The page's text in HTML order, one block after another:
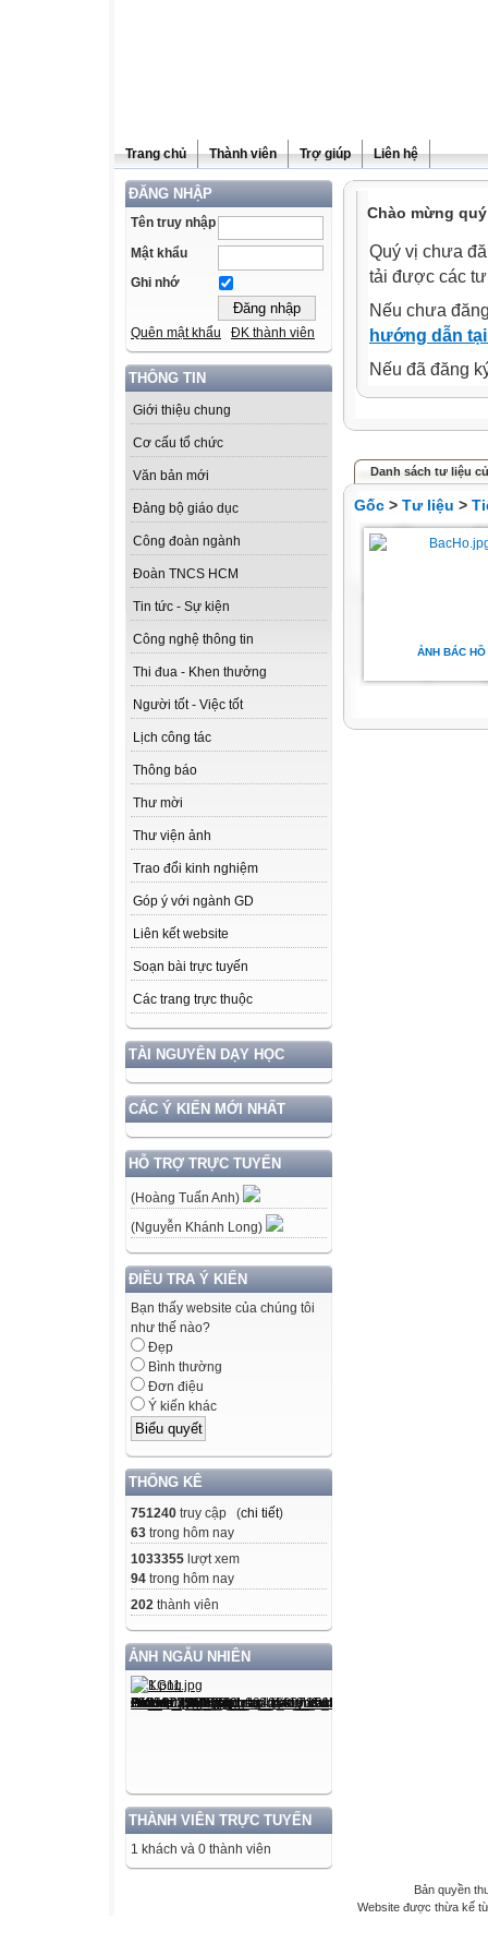
Trang chủ Thành viên Trợ giúp Liên hệ
ĐĂNG NHẬP
Tên truy nhập
Mật khẩu
Ghi nhớ
Quên mật khẩu ĐK thành viên
THÔNG TIN
Giới thiệu chung
Cơ cấu tổ chức
Văn bản mới
Đảng bộ giáo dục
Công đoàn ngành
Đoàn TNCS HCM
Tin tức - Sự kiện
Công nghệ thông tin
Thi đua - Khen thưởng
Người tốt - Việc tốt
Lịch công tác
Thông báo
Thư mời
Thư viện ảnh
Trao đổi kinh nghiệm
Góp ý với ngành GD
Liên kết website
Soạn bài trực tuyến
Các trang trực thuộc
TÀI NGUYÊN DẠY HỌC
CÁC Ý KIẾN MỚI NHẤT
HỖ TRỢ TRỰC TUYẾN
(Hoàng Tuấn Anh)
(Nguyễn Khánh Long)
ĐIỀU TRA Ý KIẾN
Bạn thấy website của chúng tôi
như thế nào?
Đẹp
Bình thường
Đơn điệu
Ý kiến khác
THỐNG KÊ
751240 truy cập (chi tiết)
63 trong hôm nay
1033355 lượt xem
94 trong hôm nay
202 thành viên
ẢNH NGẪU NHIÊN
THÀNH VIÊN TRỰC TUYẾN
1 khách và 0 thành viên
Chào mừng
Quý vị chưa
tải được các
Nếu chưa
hướng dẫn
Nếu đã đăng
Danh sách tư liệu
Gốc > Tư liệu >
ẢNH BÁC HỒ
Bản quyền
Website được thừa kế